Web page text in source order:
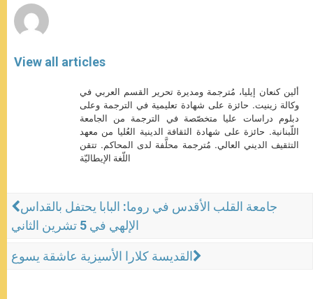
View all articles
ألين كنعان إيليا، مُترجمة ومديرة تحرير القسم العربي في
وكالة زينيت. حائزة على شهادة تعليمية في الترجمة وعلى
دبلوم دراسات عليا متخصّصة في الترجمة من الجامعة
اللّبنانية. حائزة على شهادة الثقافة الدينية العُليا من معهد
التثقيف الديني العالي. مُترجمة محلَّفة لدى المحاكم. تتقن
اللّغة الإيطاليّة
جامعة القلب الأقدس في روما: البابا يحتفل بالقداس
الإلهي في 5 تشرين الثاني
القديسة كلارا الأسيزية عاشقة يسوع